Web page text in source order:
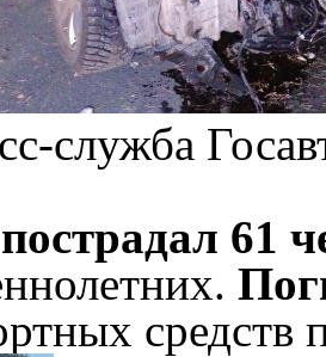
служба
пострадал 61
средств